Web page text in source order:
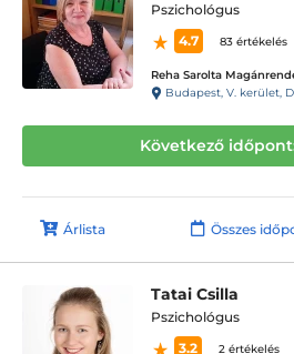
Pszichológus
4.7
83 értékelés
Reha Sarolta
Budapest, V. kerület, Duna utca
Következő
Árlista Összes
Tatai Csilla
Pszichológus
3.2
2 értékelés